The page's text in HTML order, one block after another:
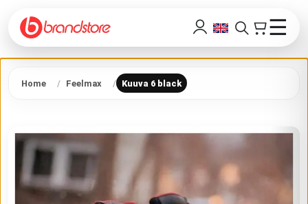
☰
Home Feelmax Kuuva 6 black